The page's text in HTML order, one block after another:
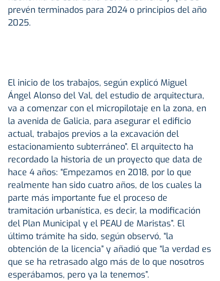
prevén terminados para 2024 o principios del año
2025.
El inicio de los trabajos, según explicó Miguel
Ángel Alonso del Val, del estudio de arquitectura,
va a comenzar con el micropilotaje en la zona, en
la avenida de Galicia, para asegurar el edificio
actual, trabajos previos a la excavación del
estacionamiento subterráneo”. El arquitecto ha
recordado la historia de un proyecto que data de
hace 4 años: “Empezamos en 2018, por lo que
realmente han sido cuatro años, de los cuales la
parte más importante fue el proceso de
tramitación urbanística, es decir, la modificación
del Plan Municipal y el PEAU de Maristas”. El
último trámite ha sido, según observó, “la
obtención de la licencia” y añadió que “la verdad es
que se ha retrasado algo más de lo que nosotros
esperábamos, pero ya la tenemos”.